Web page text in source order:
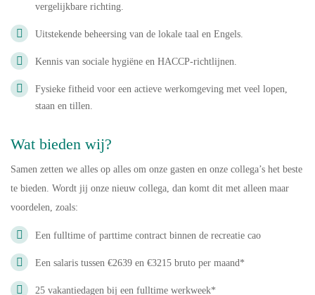
vergelijkbare richting.
Uitstekende beheersing van de lokale taal en Engels.
Kennis van sociale hygiëne en HACCP-richtlijnen.
Fysieke fitheid voor een actieve werkomgeving met veel lopen,
staan en tillen.
Wat bieden wij?
Samen zetten we alles op alles om onze gasten en onze collega’s het beste
te bieden. Wordt jij onze nieuw collega, dan komt dit met alleen maar
voordelen, zoals:
Een fulltime of parttime contract binnen de recreatie cao
Een salaris tussen €2639 en €3215 bruto per maand*
25 vakantiedagen bij een fulltime werkweek*